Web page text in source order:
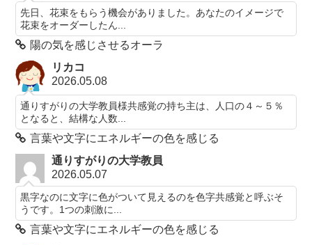
先日、花束をもらう機会がありました。あなたのイメージで
花束をオーダーしたん...
陽の気を感じさせるオーラ
リカコ
2026.05.08
通りすがりの大学教員様共感覚の持ち主は、人口の４～５％
となると、結構な人数...
言葉や文字にエネルギーの色を感じる
通りすがりの大学教員
2026.05.07
黒字なのに文字に色がついて見えるのを色字共感覚と呼ぶそ
うです。1つの刺激に...
言葉や文字にエネルギーの色を感じる